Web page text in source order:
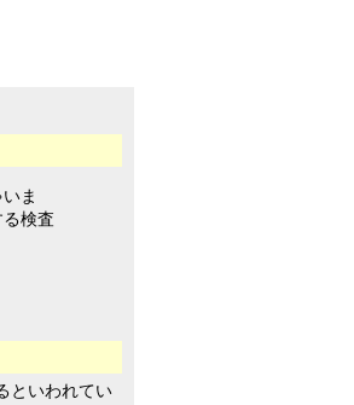
ま
検査
といわれてい